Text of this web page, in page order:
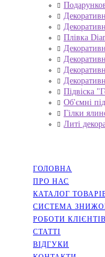
Плівка
Підвіска
Об'ємні
Гілки
Литі
ГОЛОВНА
ПРО НАС
КАТАЛОГ
СИСТЕМА
РОБОТИ КЛІЄНТІВ
СТАТТІ
ВІДГУКИ